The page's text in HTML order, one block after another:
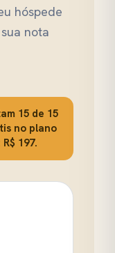
hóspede
nota
15 de 15
no plano
197.